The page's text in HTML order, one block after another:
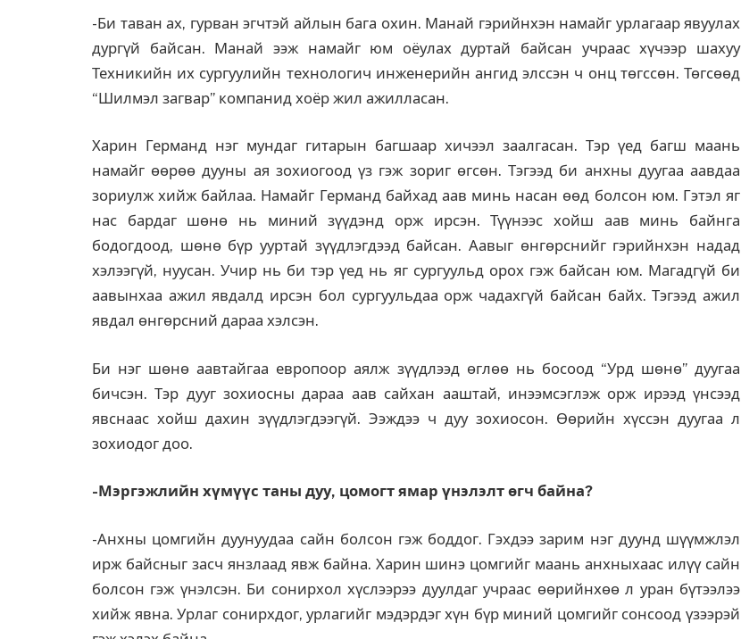
-Би таван ах, гурван эгчтэй айлын бага охин. Манай гэрийнхэн намайг урлагаар явуулах
дургүй байсан. Манай ээж намайг юм оёулах дуртай байсан учраас хүчээр шахуу
Техникийн их сургуулийн технологич инженерийн ангид элссэн ч онц төгссөн. Төгсөөд
“Шилмэл загвар” компанид хоёр жил ажилласан.
Харин Германд нэг мундаг гитарын багшаар хичээл заалгасан. Тэр үед багш маань
намайг өөрөө дууны ая зохиогоод үз гэж зориг өгсөн. Тэгээд би анхны дуугаа аавдаа
зориулж хийж байлаа. Намайг Германд байхад аав минь насан өөд болсон юм. Гэтэл яг
нас бардаг шөнө нь миний зүүдэнд орж ирсэн. Түүнээс хойш аав минь байнга
бодогдоод, шөнө бүр ууртай зүүдлэгдээд байсан. Аавыг өнгөрснийг гэрийнхэн надад
хэлээгүй, нуусан. Учир нь би тэр үед нь яг сургуульд орох гэж байсан юм. Магадгүй би
аавынхаа ажил явдалд ирсэн бол сургуульдаа орж чадахгүй байсан байх. Тэгээд ажил
явдал өнгөрсний дараа хэлсэн.
Би нэг шөнө аавтайгаа европоор аялж зүүдлээд өглөө нь босоод “Урд шөнө” дуугаа
бичсэн. Тэр дууг зохиосны дараа аав сайхан ааштай, инээмсэглэж орж ирээд үнсээд
явснаас хойш дахин зүүдлэгдээгүй. Ээждээ ч дуу зохиосон. Өөрийн хүссэн дуугаа л
зохиодог доо.
-Мэргэжлийн хүмүүс таны дуу, цомогт ямар үнэлэлт өгч байна?
-Анхны цомгийн дуунуудаа сайн болсон гэж боддог. Гэхдээ зарим нэг дуунд шүүмжлэл
ирж байсныг засч янзлаад явж байна. Харин шинэ цомгийг маань анхныхаас илүү сайн
болсон гэж үнэлсэн. Би сонирхол хүслээрээ дуулдаг учраас өөрийнхөө л уран бүтээлээ
хийж явна. Урлаг сонирхдог, урлагийг мэдэрдэг хүн бүр миний цомгийг сонсоод үзээрэй